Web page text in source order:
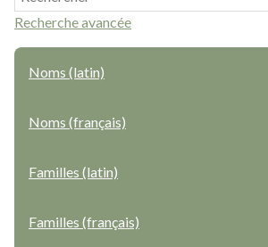
Recherche avancée
Noms (latin)
Noms (français)
Familles (latin)
Familles (français)